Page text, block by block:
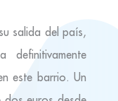
salida del país,
este barrio. Un